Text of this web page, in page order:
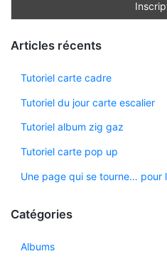
Articles récents
Tutoriel carte cadre
Tutoriel du jour carte escalier
Tutoriel album zig gaz
Tutoriel carte pop up
Une page qui se tourne… pour
Catégories
Albums